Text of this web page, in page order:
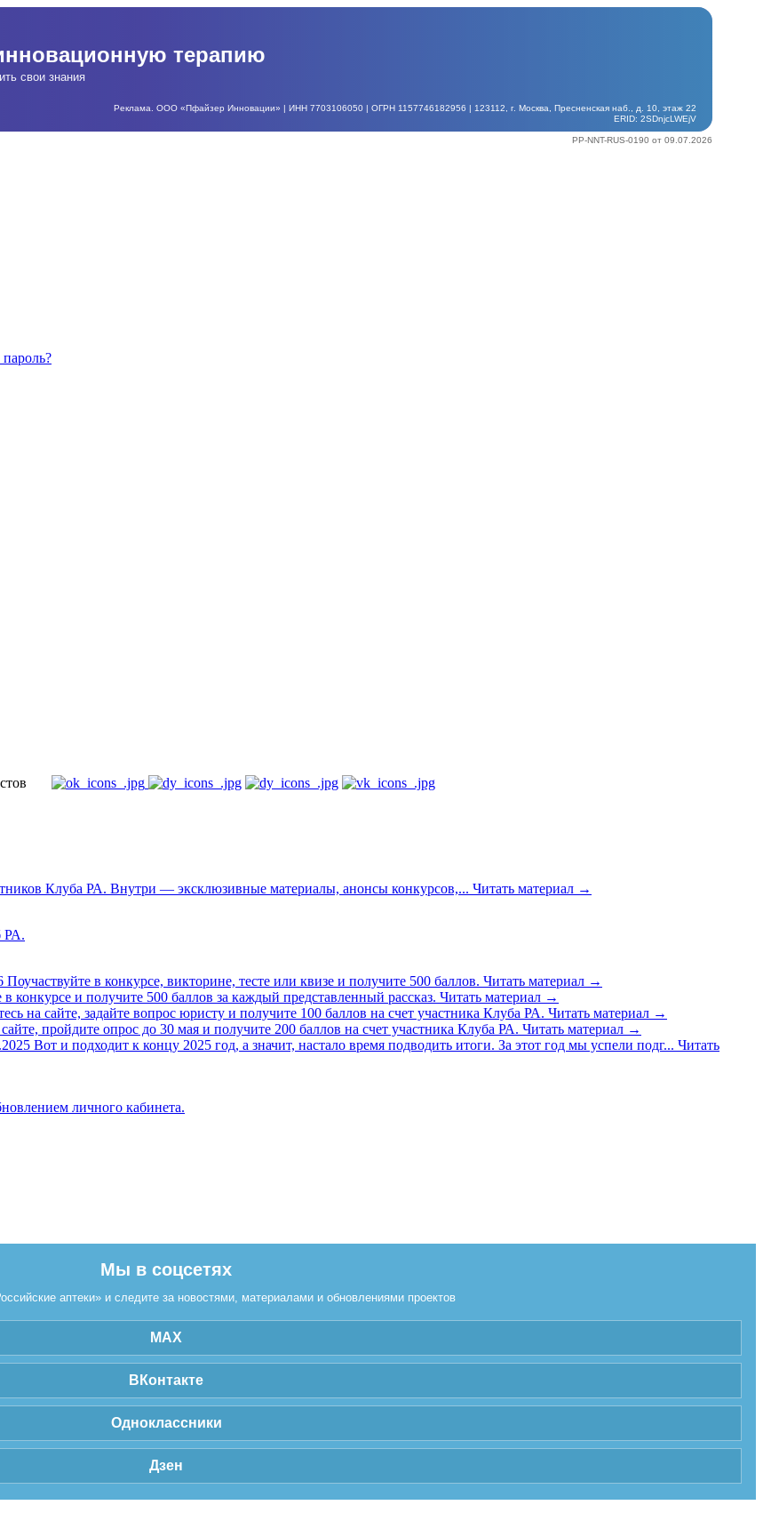
терапию
свои знания
Реклама. ООО «Пфайзер Инновации» | ИНН 7703106050 | ОГРН 1157746182956 | 123112, г. Москва, Пресненская наб., д. 10, этаж 22
ERID: 2SDnjcLWEjV
PP-NNT-RUS-0190 от 09.07.2026
Клуба РА. Внутри — эксклюзивные материалы, анонсы конкурсов,... Читать материал →
РА.
Поучаствуйте в конкурсе, викторине, тесте или квизе и получите 500 баллов. Читать материал →
в конкурсе и получите 500 баллов за каждый представленный рассказ. Читать материал →
на сайте, задайте вопрос юристу и получите 100 баллов на счет участника Клуба РА. Читать материал →
пройдите опрос до 30 мая и получите 200 баллов на счет участника Клуба РА. Читать материал →
Вот и подходит к концу 2025 год, а значит, настало время подводить итоги. За этот год мы успели подг... Читать
личного кабинета.
Мы в соцсетях
аптеки» и следите за новостями, материалами и обновлениями проектов
MAX
ВКонтакте
Одноклассники
Дзен